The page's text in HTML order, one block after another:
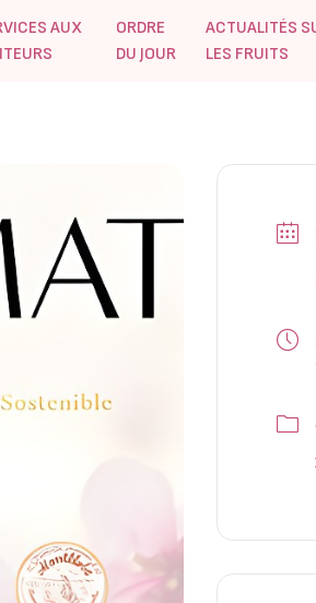
AUX
ORDRE
DU JOUR
ACTUALITÉS
LES FRUITS